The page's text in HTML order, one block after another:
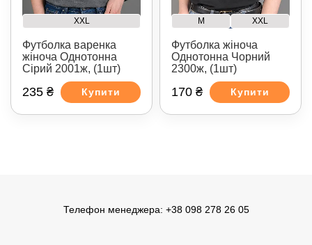
XXL
Футболка варенка
жіноча Однотонна
Сірий 2001ж, (1шт)
235 ₴ Купити
M XXL
Футболка жіноча
Однотонна Чорний
2300ж, (1шт)
170 ₴ Купити
Телефон менеджера: +38 098 278 26 05